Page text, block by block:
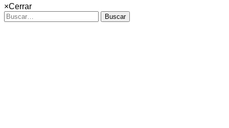
×Cerrar
Buscar